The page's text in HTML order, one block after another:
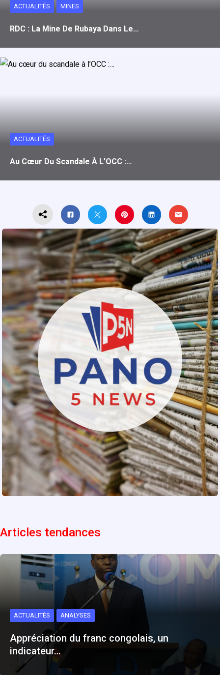
ACTUALITÉS MINES
RDC : La Mine De Rubaya Dans Le…
ACTUALITÉS
Au Cœur Du Scandale À L’OCC :…
Articles tendances
ACTUALITÉS ANALYSES
Appréciation du franc congolais, un
indicateur…